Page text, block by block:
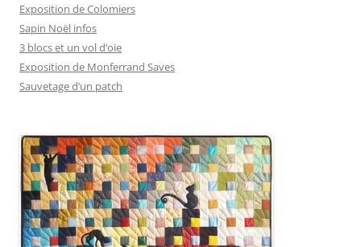
Exposition de Colomiers
Sapin Noël infos
3 blocs et un vol d’oie
Exposition de Monferrand Saves
Sauvetage d’un patch